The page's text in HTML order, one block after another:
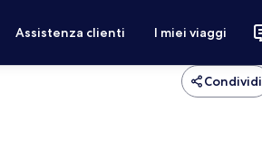
Assistenza clienti I miei viaggi
Condividi